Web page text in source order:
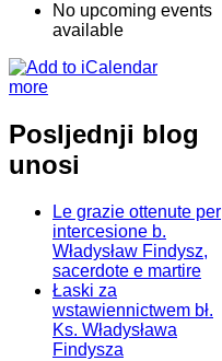
No upcoming events
available
more
Posljednji blog
unosi
Le grazie ottenute per
intercesione b.
Władysław Findysz,
sacerdote e martire
Łaski za
wstawiennictwem bł.
Ks. Władysława
Findysza